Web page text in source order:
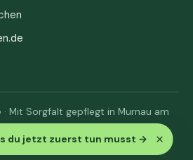
du jetzt zuerst tun musst → ×
Mit Sorgfalt gepflegt in Murnau am
& AGB